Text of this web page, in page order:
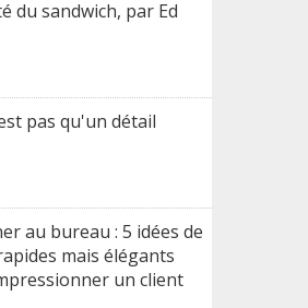
du sandwich, par Ed
pas qu'un détail
au bureau : 5 idées de
mais élégants
un client